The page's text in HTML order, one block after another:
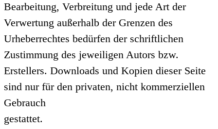
Bearbeitung, Verbreitung und jede Art der
Verwertung außerhalb der Grenzen des
Urheberrechtes bedürfen der schriftlichen
Zustimmung des jeweiligen Autors bzw.
Erstellers. Downloads und Kopien dieser Seite
sind nur für den privaten, nicht kommerziellen
Gebrauch
gestattet.